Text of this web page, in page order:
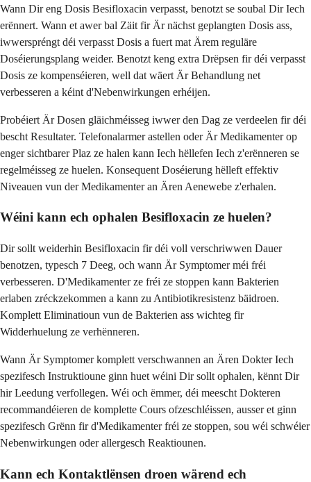
Wann Dir eng Dosis Besifloxacin verpasst, benotzt se soubal Dir Iech
erënnert. Wann et awer bal Zäit fir Är nächst geplangten Dosis ass,
iwwerspréngt déi verpasst Dosis a fuert mat Ärem reguläre
Doséierungsplang weider. Benotzt keng extra Drëpsen fir déi verpasst
Dosis ze kompenséieren, well dat wäert Är Behandlung net
verbesseren a kéint d'Nebenwirkungen erhéijen.
Probéiert Är Dosen gläichméisseg iwwer den Dag ze verdeelen fir déi
bescht Resultater. Telefonalarmer astellen oder Är Medikamenter op
enger sichtbarer Plaz ze halen kann Iech hëllefen Iech z'erënneren se
regelméisseg ze huelen. Konsequent Doséierung hëlleft effektiv
Niveauen vun der Medikamenter an Ären Aenewebe z'erhalen.
Wéini kann ech ophalen Besifloxacin ze huelen?
Dir sollt weiderhin Besifloxacin fir déi voll verschriwwen Dauer
benotzen, typesch 7 Deeg, och wann Är Symptomer méi fréi
verbesseren. D'Medikamenter ze fréi ze stoppen kann Bakterien
erlaben zréckzekommen a kann zu Antibiotikresistenz bäidroen.
Komplett Eliminatioun vun de Bakterien ass wichteg fir
Widderhuelung ze verhënneren.
Wann Är Symptomer komplett verschwannen an Ären Dokter Iech
spezifesch Instruktioune ginn huet wéini Dir sollt ophalen, kënnt Dir
hir Leedung verfollegen. Wéi och ëmmer, déi meescht Dokteren
recommandéieren de komplette Cours ofzeschléissen, ausser et ginn
spezifesch Grënn fir d'Medikamenter fréi ze stoppen, sou wéi schwéier
Nebenwirkungen oder allergesch Reaktiounen.
Kann ech Kontaktlënsen droen wärend ech